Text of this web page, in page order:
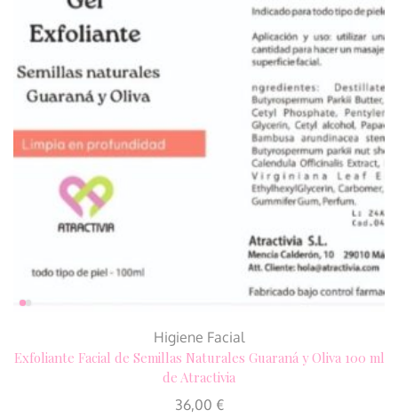
Higiene Facial
Exfoliante Facial de Semillas Naturales Guaraná y Oliva 100 ml
de Atractivia
36,00 €